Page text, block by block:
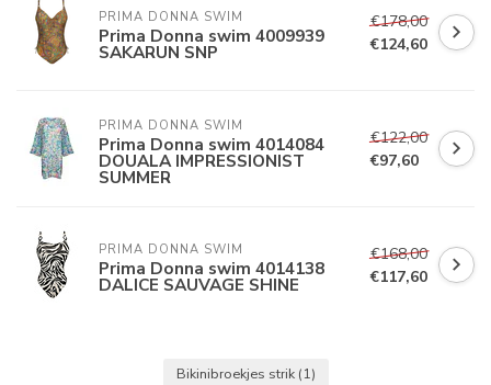
PRIMA DONNA SWIM
Prima Donna swim 4009939
SAKARUN SNP
€178,00
€124,60
PRIMA DONNA SWIM
Prima Donna swim 4014084
DOUALA IMPRESSIONIST
SUMMER
€122,00
€97,60
PRIMA DONNA SWIM
Prima Donna swim 4014138
DALICE SAUVAGE SHINE
€168,00
€117,60
Bikinibroekjes strik (1)